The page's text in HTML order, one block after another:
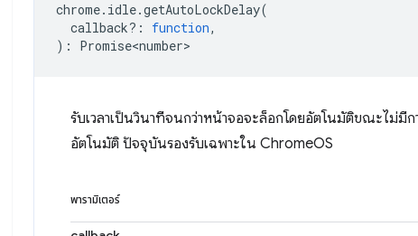
chrome. idle.getAutoLockDelay(
callback? : function,
) : Promise<number>
รับเวลาเป็นวินาทีจนกว่าหน้าจอจะล็อกโดยอัตโนมัติขณะไม่มีก
อัตโนมัติ ปัจจุบันรองรับเฉพาะใน ChromeOS
พารามิเตอร์